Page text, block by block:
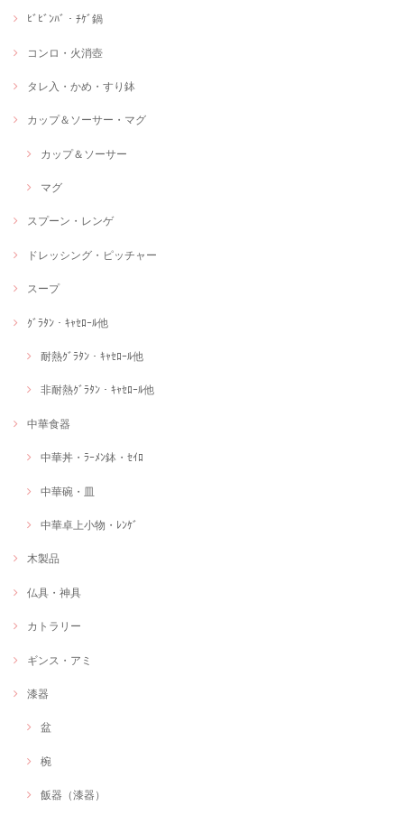
ﾋﾞﾋﾞﾝﾊﾞ・ﾁｹﾞ鍋
コンロ・火消壺
タレ入・かめ・すり鉢
カップ＆ソーサー・マグ
カップ＆ソーサー
マグ
スプーン・レンゲ
ドレッシング・ピッチャー
スープ
ｸﾞﾗﾀﾝ・ｷｬｾﾛｰﾙ他
耐熱ｸﾞﾗﾀﾝ・ｷｬｾﾛｰﾙ他
非耐熱ｸﾞﾗﾀﾝ・ｷｬｾﾛｰﾙ他
中華食器
中華丼・ﾗｰﾒﾝ鉢・ｾｲﾛ
中華碗・皿
中華卓上小物・ﾚﾝｹﾞ
木製品
仏具・神具
カトラリー
ギンス・アミ
漆器
盆
椀
飯器（漆器）